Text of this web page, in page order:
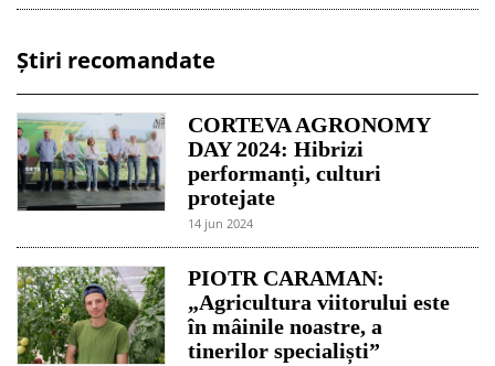
Știri recomandate
CORTEVA AGRONOMY
DAY 2024: Hibrizi
performanți, culturi
protejate
14 jun 2024
PIOTR CARAMAN:
„Agricultura viitorului este
în mâinile noastre, a
tinerilor specialiști”